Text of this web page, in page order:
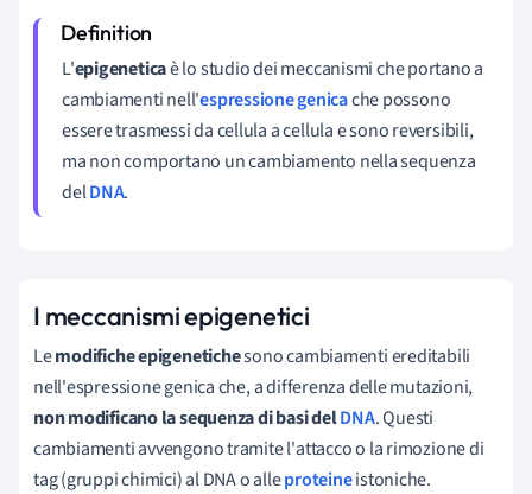
L'epigeneticaè lo studio dei meccanismi che portano a
cambiamenti nell'espressione genicache possono
essere trasmessi da cellula a cellula e sono reversibili,
ma non comportano un cambiamento nella sequenza
delDNA.
I meccanismi epigenetici
Lemodifiche epigenetichesono cambiamenti ereditabili
nell'espressione genica che, a differenza delle mutazioni,
non modificano la sequenza di basi delDNA. Questi
cambiamenti avvengono tramite l'attacco o la rimozione di
tag (gruppi chimici) al DNA o alleproteineistoniche.